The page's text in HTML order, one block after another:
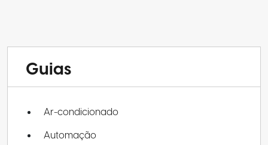
Guias
Ar-condicionado
Automação